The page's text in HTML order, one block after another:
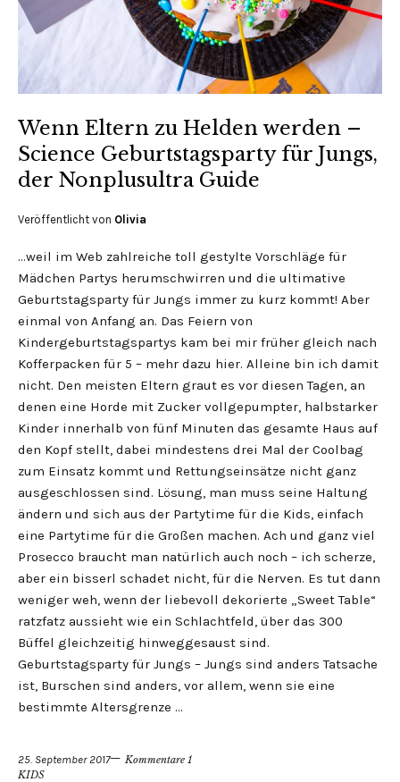
Wenn Eltern zu Helden werden –
Science Geburtstagsparty für Jungs,
der Nonplusultra Guide
Veröffentlicht von Olivia
…weil im Web zahlreiche toll gestylte Vorschläge für
Mädchen Partys herumschwirren und die ultimative
Geburtstagsparty für Jungs immer zu kurz kommt! Aber
einmal von Anfang an. Das Feiern von
Kindergeburtstagspartys kam bei mir früher gleich nach
Kofferpacken für 5 – mehr dazu hier. Alleine bin ich damit
nicht. Den meisten Eltern graut es vor diesen Tagen, an
denen eine Horde mit Zucker vollgepumpter, halbstarker
Kinder innerhalb von fünf Minuten das gesamte Haus auf
den Kopf stellt, dabei mindestens drei Mal der Coolbag
zum Einsatz kommt und Rettungseinsätze nicht ganz
ausgeschlossen sind. Lösung, man muss seine Haltung
ändern und sich aus der Partytime für die Kids, einfach
eine Partytime für die Großen machen. Ach und ganz viel
Prosecco braucht man natürlich auch noch – ich scherze,
aber ein bisserl schadet nicht, für die Nerven. Es tut dann
weniger weh, wenn der liebevoll dekorierte „Sweet Table“
ratzfatz aussieht wie ein Schlachtfeld, über das 300
Büffel gleichzeitig hinweggesaust sind.
Geburtstagsparty für Jungs – Jungs sind anders Tatsache
ist, Burschen sind anders, vor allem, wenn sie eine
bestimmte Altersgrenze …
25. September 2017
Kommentare 1
KIDS